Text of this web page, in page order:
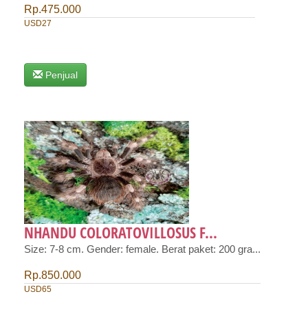
Rp.475.000
USD27
Penjual
NHANDU COLORATOVILLOSUS F...
Size: 7-8 cm. Gender: female. Berat paket: 200 gra...
Rp.850.000
USD65